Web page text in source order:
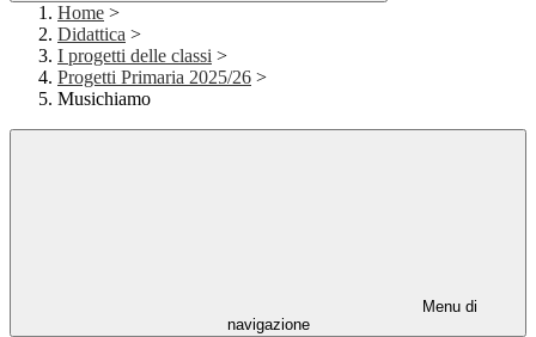
Home >
Didattica >
I progetti delle classi >
Progetti Primaria 2025/26 >
Musichiamo
Menu di
navigazione